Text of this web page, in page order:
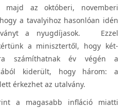
majd az októberi, novemberi
a tavalyihoz hasonlóan idén
a nyugdíjasok. Ezzel
a minisztertől, hogy két-
számíthatnak év végén a
kiderült, hogy három: a
érkezhet az utalvány.
a magasabb infláció miatti